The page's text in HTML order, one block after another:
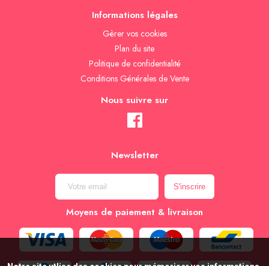
Informations légales
Gèrer vos cookies
Plan du site
Politique de confidentialité
Conditions Générales de Vente
Nous suivre sur
Newsletter
Moyens de paiement & livraison